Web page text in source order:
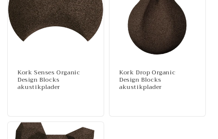
Kork Senses Organic
Design Blocks
akustikplader
Kork Drop Organic
Design Blocks
akustikplader